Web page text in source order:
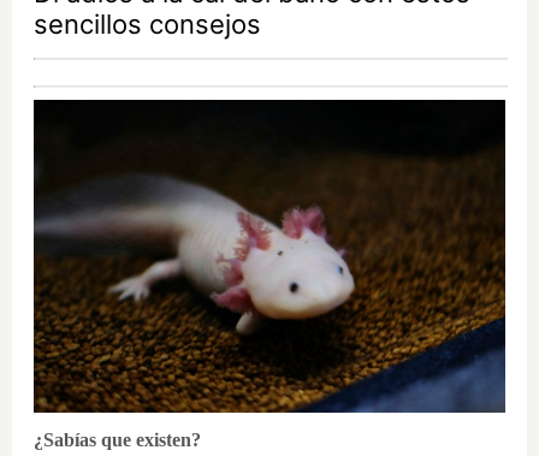
sencillos consejos
¿Sabías que existen?